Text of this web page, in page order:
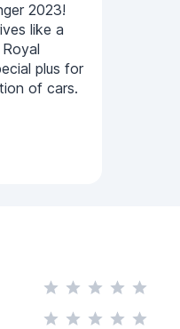
2023!
like a
plus for
of cars.